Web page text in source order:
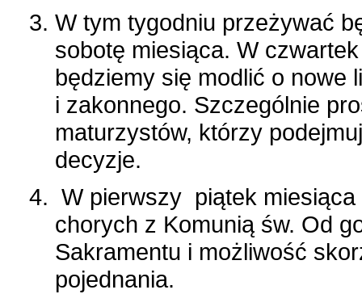
W tym tygodniu przeżywać
sobotę miesiąca. W
będziemy się modlić o nowe
i zakonnego. Szczególnie
maturzystów, którzy
decyzje.
W pierwszy piątek miesiąca
chorych z Komunią św. Od
Sakramentu i możliwość
pojednania.